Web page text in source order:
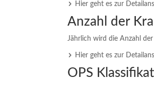
Hier geht es zur
Anzahl der
Jährlich wird die Anzahl
Hier geht es zur
OPS